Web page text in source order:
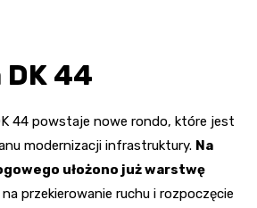
DK 44
44 powstaje nowe rondo, które jest
modernizacji infrastruktury. Na
ułożono już warstwę
przekierowanie ruchu i rozpoczęcie